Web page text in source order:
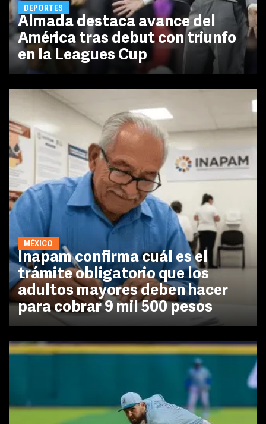
DEPORTES
Almada destaca avance del
América tras debut con triunfo
en la Leagues Cup
MÉXICO
Inapam confirma cuál es el
trámite obligatorio que los
adultos mayores deben hacer
para cobrar 9 mil 500 pesos